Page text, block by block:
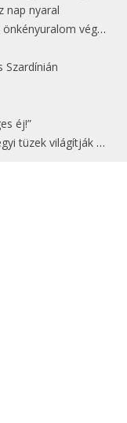
nap nyaral
végét jelentette
Szardínián
éj!”
meg Zugspitzét